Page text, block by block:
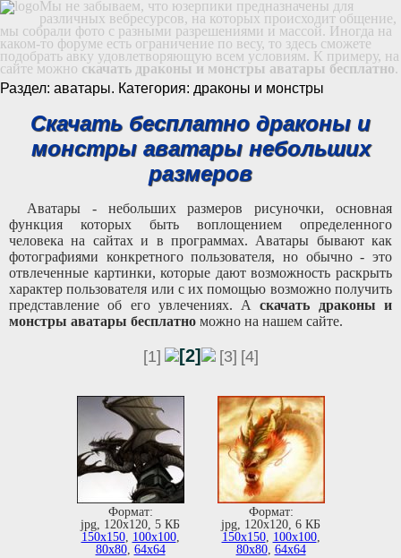
Мы не забываем, что юзерпики предназначены для
различных вебресурсов, на которых происходит общение,
мы собрали фото с разными разрешениями и массой. Иногда на
каком-то форуме есть ограничение по весу, то здесь сможете
подобрать авку удовлетворяющую всем условиям. К примеру, на
сайте можно скачать драконы и монстры аватары бесплатно.
Раздел: аватары. Категория: драконы и монстры
Скачать бесплатно драконы и
монстры аватары небольших
размеров
Аватары - небольших размеров рисуночки, основная
функция которых быть воплощением определенного
человека на сайтах и в программах. Аватары бывают как
фотографиями конкретного пользователя, но обычно - это
отвлеченные картинки, которые дают возможность раскрыть
характер пользователя или с их помощью возможно получить
представление об его увлечениях. Аскачать драконы и
монстры аватары бесплатно можно на нашем сайте.
[1] [2] [3] [4]
Формат:
jpg, 120х120, 5 КБ
150х150, 100х100,
80х80, 64х64
Формат:
jpg, 120х120, 6 КБ
150х150, 100х100,
80х80, 64х64